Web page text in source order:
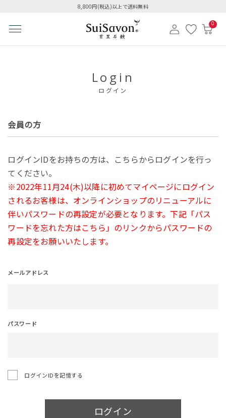
8,800円(税込)以上で送料無料
0
Login
ログイン
会員の方
ログインIDをお持ちの方は、こちらからログインを行っ
てください。
※2022年11月24(木)以降に初めてマイページにログイン
されるお客様は、オンラインショップのリニューアルに
伴いパスワードの再設定が必要となります。下記「パス
ワードを忘れた方はこちら」のリンクからパスワードの
再設定をお願いいたします。
メールアドレス
パスワード
ログインIDを記憶する
ログイン